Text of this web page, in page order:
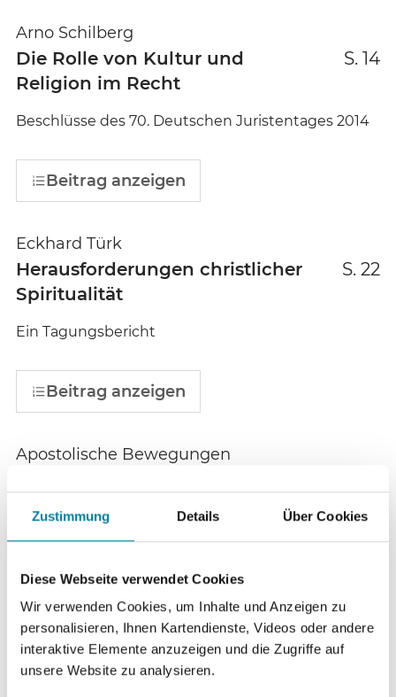
Zustimmung Details Über Cookies
Diese Webseite verwendet Cookies
Wir verwenden Cookies, um Inhalte und Anzeigen zu
personalisieren, Ihnen Kartendienste, Videos oder andere
interaktive Elemente anzuzeigen und die Zugriffe auf
unsere Website zu analysieren.
Arno Schilberg
Die Rolle von Kultur und
Religion im Recht
S. 14
Beschlüsse des 70. Deutschen Juristentages 2014
Beitrag anzeigen
Eckhard Türk
Herausforderungen christlicher
Spiritualität
S. 22
Ein Tagungsbericht
Beitrag anzeigen
Apostolische Bewegungen
Neuheidentum
Heidenprotest gegen das
Berliner „House of One“ (Bet-
S. 29